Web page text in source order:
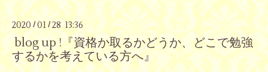
2020/01 /28 13:36
blog up !『資格か取るかどうか、どこで勉強
するかを考えている方へ』